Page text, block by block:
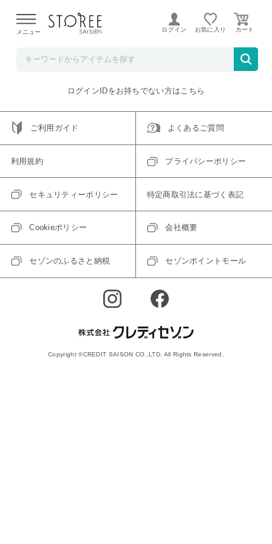
よる配送遅延が発生しております。
メニュー ログイン お気に入り
ご指定のアイテムは取り扱い終了、またはただいま取り扱い
トップへ戻る
ログインIDをお持ちでない方はこちら
ご利用ガイド よくあるご質問
利用規約 プライバシーポリシー
セキュリティーポリシー 特定商取引法に基づく表記
Cookieポリシー 会社概要
セゾンのふるさと納税 セゾンポイントモール
Copyright ©CREDIT SAISON CO.,LTD. All Rights Reserved.